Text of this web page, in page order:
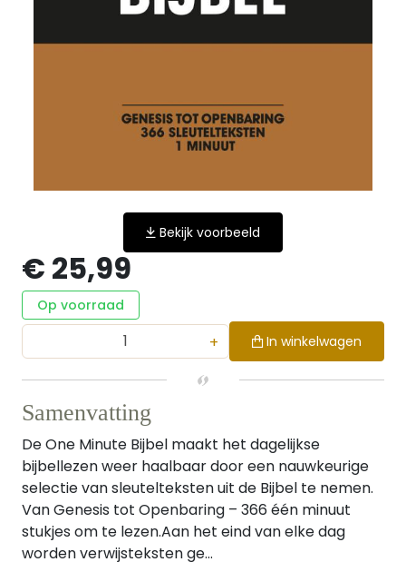
Bekijk voorbeeld
€ 25,99
Op voorraad
+ In winkelwagen
Samenvatting
De One Minute Bijbel maakt het dagelijkse
bijbellezen weer haalbaar door een nauwkeurige
selectie van sleutelteksten uit de Bijbel te nemen.
Van Genesis tot Openbaring – 366 één minuut
stukjes om te lezen.Aan het eind van elke dag
worden verwijsteksten ge...